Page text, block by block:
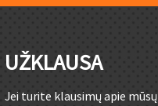
UŽKLAUSA
Jei turite klausimų apie mūsų